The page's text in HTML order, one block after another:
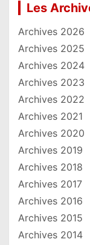
Les
Archives 2026
Archives 2025
Archives 2024
Archives 2023
Archives 2022
Archives 2021
Archives 2020
Archives 2019
Archives 2018
Archives 2017
Archives 2016
Archives 2015
Archives 2014